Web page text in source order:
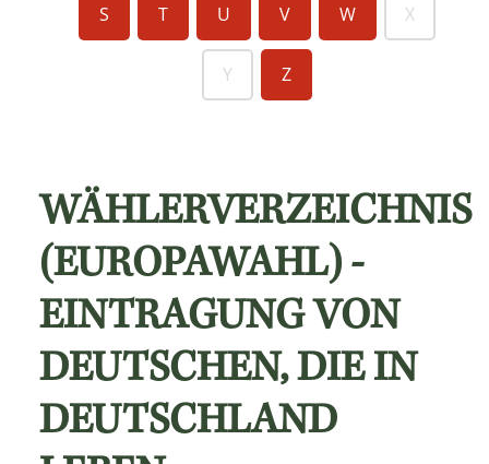
S T U V W X
Y Z
WÄHLERVERZEICHNIS
(EUROPAWAHL) -
EINTRAGUNG VON
DEUTSCHEN, DIE IN
DEUTSCHLAND